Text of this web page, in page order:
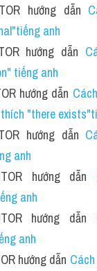
hướng dẫn
anh
hướng dẫn
tiếng anh
hướng dẫn
"there
hướng dẫn
anh
hướng dẫn
anh
hướng dẫn
anh
hướng dẫn